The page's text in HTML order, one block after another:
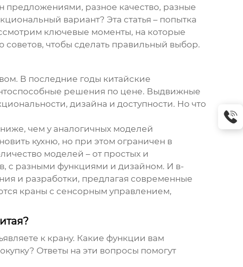
предложениями, разное качество, разные
вариант? Эта статья – попытка
ключевые моменты, на которые
чтобы сделать правильный выбор.
В последние годы китайские
решения по цене. Выдвижные
дизайна и доступности. Но что
чем у аналогичных моделей
кухню, но при этом ограничен в
моделей – от простых и
с разными функциями и дизайном. И в-
и разработки, предлагая современные
краны с сенсорным управлением,
к крану. Какие функции вам
Ответы на эти вопросы помогут